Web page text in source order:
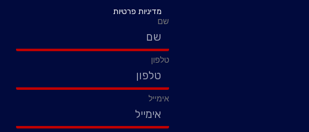
מדיניות פרטיות
שם
טלפון
אימייל